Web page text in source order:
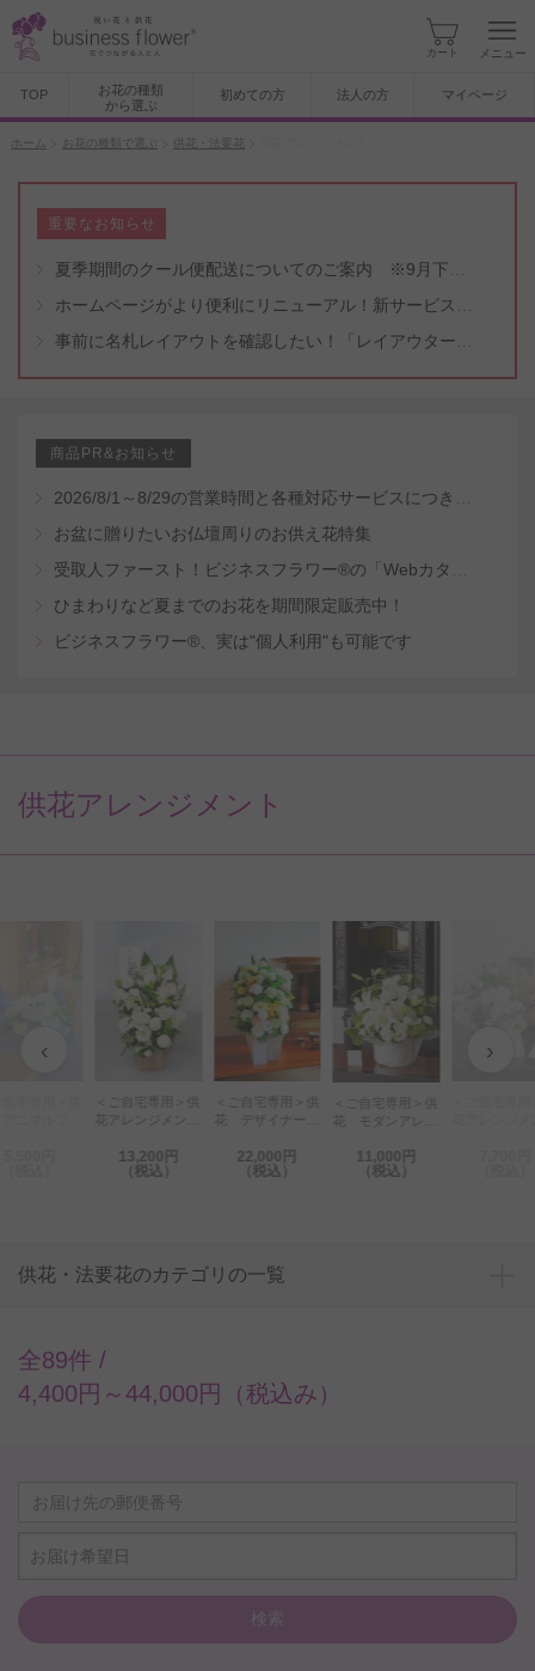
カート メニュー
TOP
お花の種類
から選ぶ
初めての方 法人の方 マイページ
ホーム お花の種類で選ぶ 供花・法要花
重要なお知らせ
商品PR&お知らせ
お盆に贈りたいお仏壇周りのお供え花特集
ひまわりなど夏までのお花を期間限定販売中！
ビジネスフラワー®、実は"個人利用"も可能です
供花アレンジメント
‹ ›
＜ご自宅専用＞供
花アレンジメン
Basket（グリー
ン・白系）
13,200円
（税込）
＜ご自宅専用＞供
花 デザイナーズ
（和花） 2万円
22,000円
（税込）
＜ご自宅専用＞供
花 モダンアレン
ー おまかせミッ
クス（Lサイズ）
11,000円
（税込）
供花・法要花のカテゴリの一覧
全89件 /
4,400円～44,000円（税込み）
お届け希望日
検索